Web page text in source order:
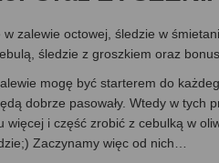
zalewie octowej, śledzie w
śledzie z groszkiem oraz
mogę być starterem do
dobrze pasowały. Wtedy w
więcej i część zrobić z cebulką w
Zaczynamy więc od nich…